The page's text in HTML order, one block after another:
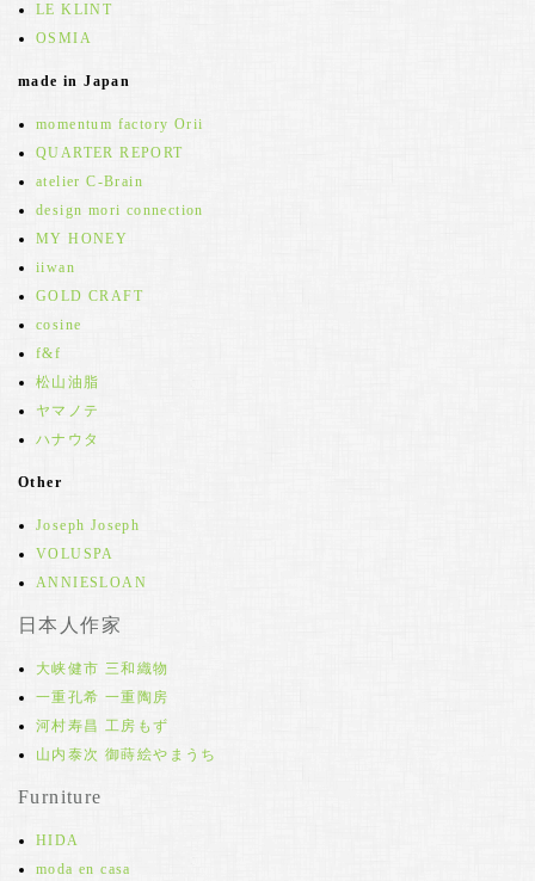
LE KLINT
OSMIA
made in Japan
momentum factory Orii
QUARTER REPORT
atelier C-Brain
design mori connection
MY HONEY
iiwan
GOLD CRAFT
cosine
f&f
松山油脂
ヤマノテ
ハナウタ
Other
Joseph Joseph
VOLUSPA
ANNIESLOAN
日本人作家
大峡健市 三和織物
一重孔希 一重陶房
河村寿昌 工房もず
山内泰次 御蒔絵やまうち
Furniture
HIDA
moda en casa